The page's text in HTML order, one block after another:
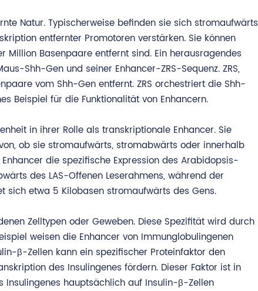
Natur. Typischerweise befinden sie sich stromaufwärts
entfernter Promotoren verstärken. Sie können
Million Basenpaare entfernt sind. Ein herausragendes
Shh-Gen und seiner Enhancer-ZRS-Sequenz. ZRS,
vom Shh-Gen entfernt. ZRS orchestriert die Shh-
Beispiel für die Funktionalität von Enhancern.
in ihrer Rolle als transkriptionale Enhancer. Sie
ob sie stromaufwärts, stromabwärts oder innerhalb
die spezifische Expression des Arabidopsis-
des LAS-Offenen Leserahmens, während der
sich etwa 5 Kilobasen stromaufwärts des Gens.
Zelltypen oder Geweben. Diese Spezifität wird durch
weisen die Enhancer von Immunglobulingenen
β-Zellen kann ein spezifischer Proteinfaktor den
des Insulingenes fördern. Dieser Faktor ist in
Insulingenes hauptsächlich auf Insulin-β-Zellen